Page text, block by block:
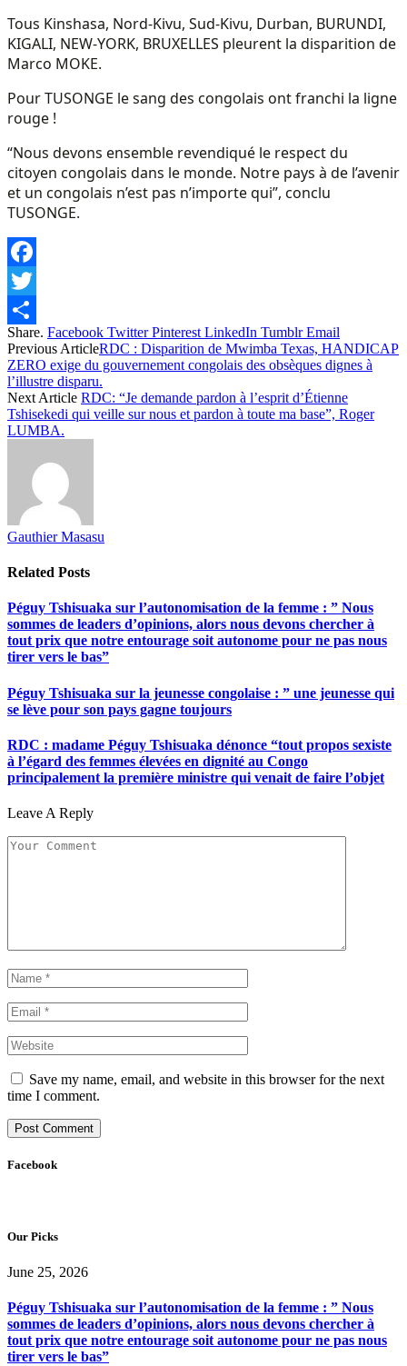
Tous Kinshasa, Nord-Kivu, Sud-Kivu, Durban, BURUNDI,
KIGALI, NEW-YORK, BRUXELLES pleurent la disparition de
Marco MOKE.
Pour TUSONGE le sang des congolais ont franchi la ligne
rouge !
“Nous devons ensemble revendiqué le respect du
citoyen congolais dans le monde. Notre pays à de l’avenir
et un congolais n’est pas n’importe qui”, conclu
TUSONGE.
Facebook
Twitter
Share
Share. Facebook Twitter Pinterest LinkedIn Tumblr Email
Previous ArticleRDC : Disparition de Mwimba Texas, HANDICAP
ZERO exige du gouvernement congolais des obsèques dignes à
l’illustre disparu.
Next Article RDC: “Je demande pardon à l’esprit d’Étienne
Tshisekedi qui veille sur nous et pardon à toute ma base”, Roger
LUMBA.
Gauthier Masasu
Related Posts
Péguy Tshisuaka sur l’autonomisation de la femme : ” Nous
sommes de leaders d’opinions, alors nous devons chercher à
tout prix que notre entourage soit autonome pour ne pas nous
tirer vers le bas”
Péguy Tshisuaka sur la jeunesse congolaise : ” une jeunesse qui
se lève pour son pays gagne toujours
RDC : madame Péguy Tshisuaka dénonce “tout propos sexiste
à l’égard des femmes élevées en dignité au Congo
principalement la première ministre qui venait de faire l’objet
Leave A Reply
Save my name, email, and website in this browser for the next
time I comment.
Facebook
Our Picks
June 25, 2026
Péguy Tshisuaka sur l’autonomisation de la femme : ” Nous
sommes de leaders d’opinions, alors nous devons chercher à
tout prix que notre entourage soit autonome pour ne pas nous
tirer vers le bas”